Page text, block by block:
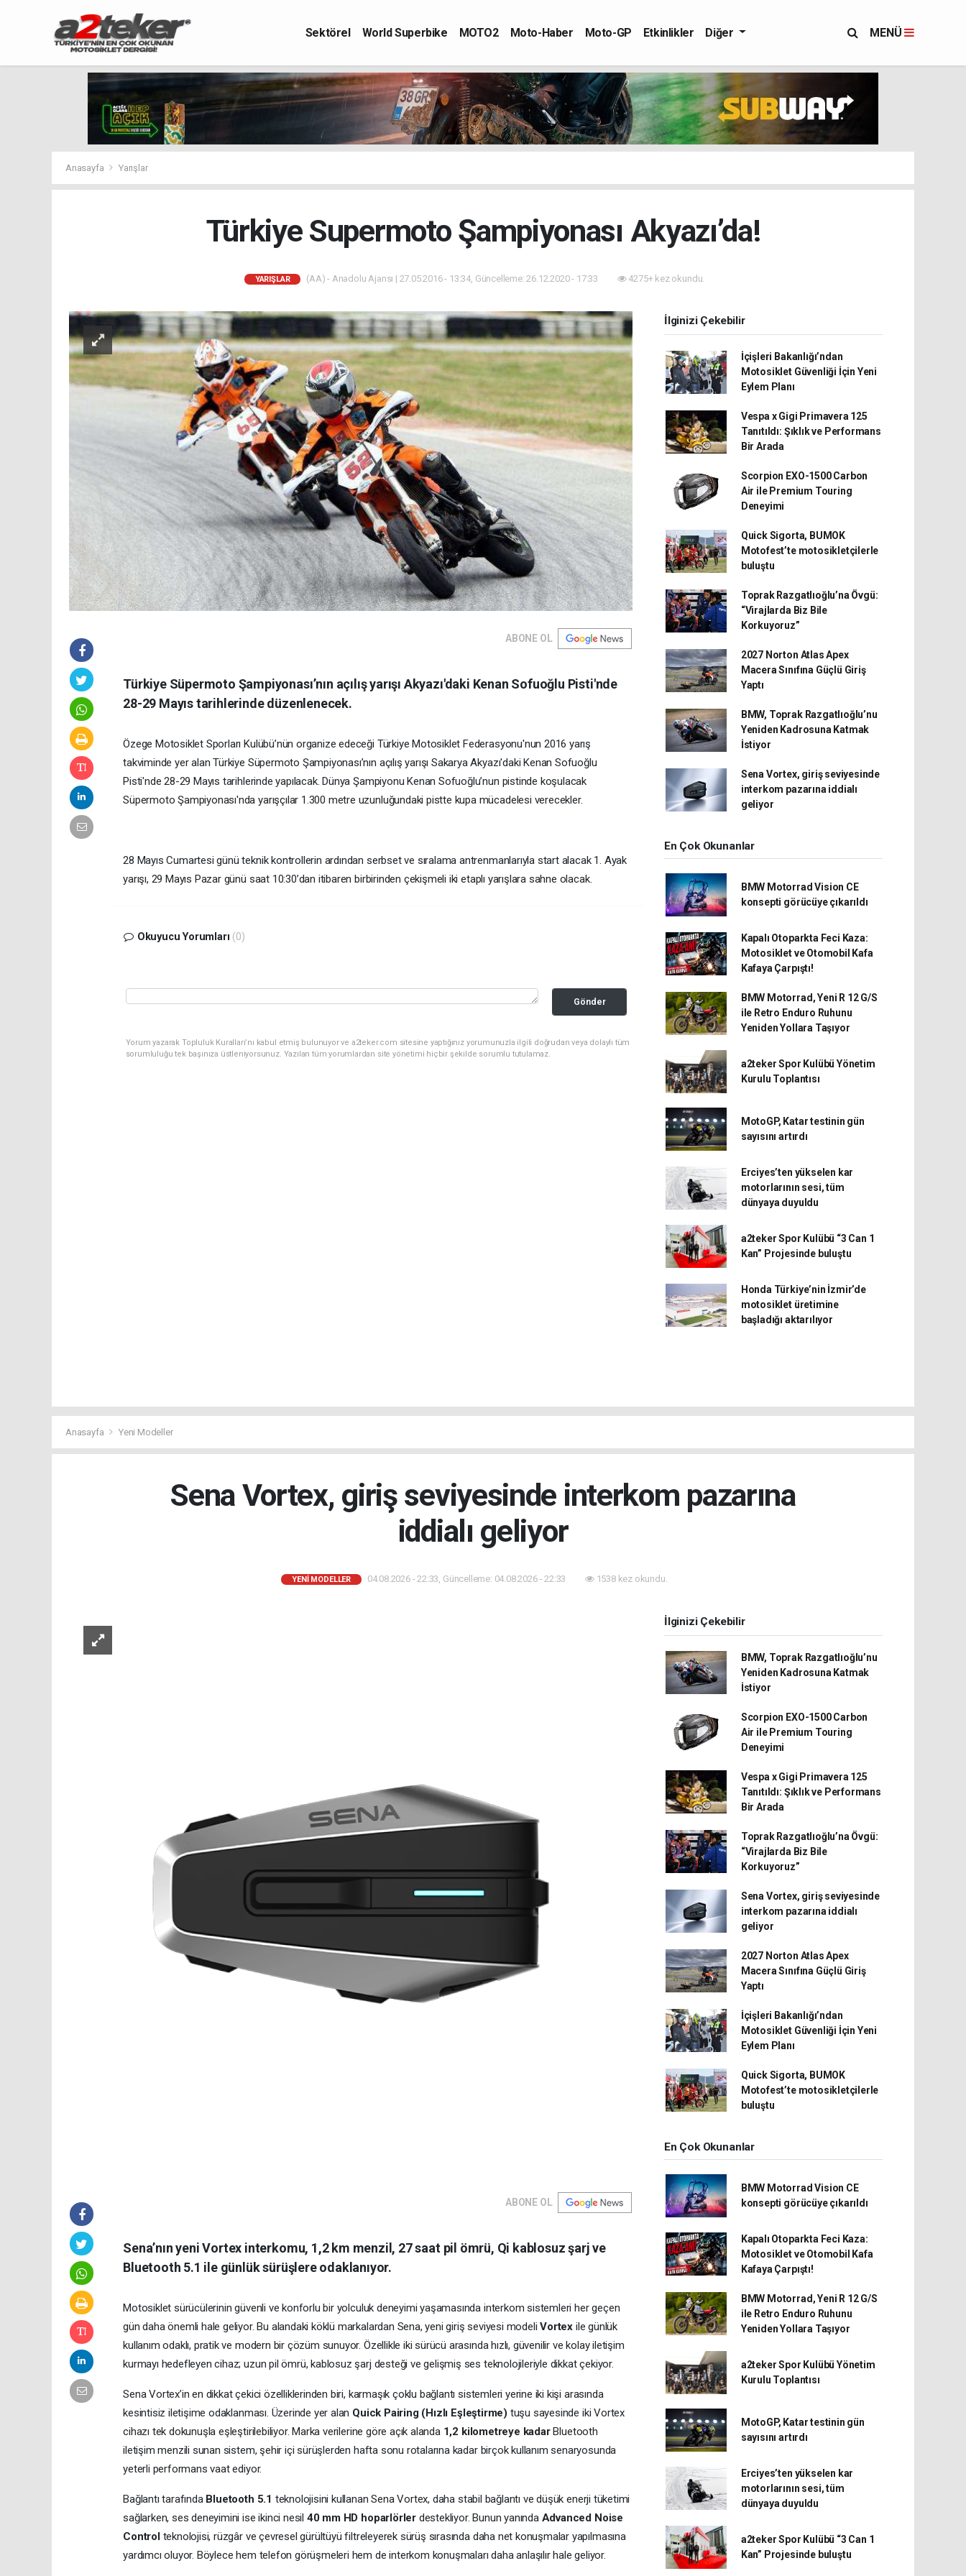
Sektörel World Superbike MOTO2 Moto-Haber Moto-GP Etkinlikler Diğer MENÜ
Anasayfa Yarışlar
Türkiye Supermoto Şampiyonası Akyazı’da!
YARIŞLAR (AA) - Anadolu Ajansı | 27.05.2016 - 13:34, Güncelleme: 26.12.2020 - 17:33 4275+ kez okundu.
ABONE OL
Türkiye Süpermoto Şampiyonası’nın açılış yarışı Akyazı'daki Kenan Sofuoğlu Pisti'nde
28-29 Mayıs tarihlerinde düzenlenecek.
Özege Motosiklet Sporları Kulübü’nün organize edeceği Türkiye Motosiklet Federasyonu'nun 2016 yarış
takviminde yer alan Türkiye Süpermoto Şampiyonası’nın açılış yarışı Sakarya Akyazı'daki Kenan Sofuoğlu
Pisti'nde 28-29 Mayıs tarihlerinde yapılacak. Dünya Şampiyonu Kenan Sofuoğlu’nun pistinde koşulacak
Süpermoto Şampiyonası'nda yarışçılar 1.300 metre uzunluğundaki pistte kupa mücadelesi verecekler.
28 Mayıs Cumartesi günü teknik kontrollerin ardından serbset ve sıralama antrenmanlarıyla start alacak 1. Ayak
yarışı, 29 Mayıs Pazar günü saat 10:30’dan itibaren birbirinden çekişmeli iki etaplı yarışlara sahne olacak.
Okuyucu Yorumları (0)
Gönder
Yorum yazarak Topluluk Kuralları’nı kabul etmiş bulunuyor ve a2teker.com sitesine yaptığınız yorumunuzla ilgili doğrudan veya dolaylı tüm
sorumluluğu tek başınıza üstleniyorsunuz. Yazılan tüm yorumlardan site yönetimi hiçbir şekilde sorumlu tutulamaz.
İlginizi Çekebilir
İçişleri Bakanlığı’ndan
Motosiklet Güvenliği İçin Yeni
Eylem Planı
Vespa x Gigi Primavera 125
Tanıtıldı: Şıklık ve Performans
Bir Arada
Scorpion EXO-1500 Carbon
Air ile Premium Touring
Deneyimi
Quick Sigorta, BUMOK
Motofest’te motosikletçilerle
buluştu
Toprak Razgatlıoğlu’na Övgü:
“Virajlarda Biz Bile
Korkuyoruz”
2027 Norton Atlas Apex
Macera Sınıfına Güçlü Giriş
Yaptı
BMW, Toprak Razgatlıoğlu’nu
Yeniden Kadrosuna Katmak
İstiyor
Sena Vortex, giriş seviyesinde
interkom pazarına iddialı
geliyor
En Çok Okunanlar
BMW Motorrad Vision CE
konsepti görücüye çıkarıldı
Kapalı Otoparkta Feci Kaza:
Motosiklet ve Otomobil Kafa
Kafaya Çarpıştı!
BMW Motorrad, Yeni R 12 G/S
ile Retro Enduro Ruhunu
Yeniden Yollara Taşıyor
a2teker Spor Kulübü Yönetim
Kurulu Toplantısı
MotoGP, Katar testinin gün
sayısını artırdı
Erciyes’ten yükselen kar
motorlarının sesi, tüm
dünyaya duyuldu
a2teker Spor Kulübü “3 Can 1
Kan” Projesinde buluştu
Honda Türkiye’nin İzmir’de
motosiklet üretimine
başladığı aktarılıyor
Anasayfa Yeni Modeller
Sena Vortex, giriş seviyesinde interkom pazarına
iddialı geliyor
YENI MODELLER 04.08.2026 - 22:33, Güncelleme: 04.08.2026 - 22:33 1538 kez okundu.
ABONE OL
Sena’nın yeni Vortex interkomu, 1,2 km menzil, 27 saat pil ömrü, Qi kablosuz şarj ve
Bluetooth 5.1 ile günlük sürüşlere odaklanıyor.
Motosiklet sürücülerinin güvenli ve konforlu bir yolculuk deneyimi yaşamasında interkom sistemleri her geçen
gün daha önemli hale geliyor. Bu alandaki köklü markalardan Sena, yeni giriş seviyesi modeliVortex ile günlük
kullanım odaklı, pratik ve modern bir çözüm sunuyor. Özellikle iki sürücü arasında hızlı, güvenilir ve kolay iletişim
kurmayı hedefleyen cihaz; uzun pil ömrü, kablosuz şarj desteği ve gelişmiş ses teknolojileriyle dikkat çekiyor.
Sena Vortex’in en dikkat çekici özelliklerinden biri, karmaşık çoklu bağlantı sistemleri yerine iki kişi arasında
kesintisiz iletişime odaklanması. Üzerinde yer alan Quick Pairing (Hızlı Eşleştirme) tuşu sayesinde iki Vortex
cihazı tek dokunuşla eşleştirilebiliyor. Marka verilerine göre açık alanda 1,2 kilometreye kadarBluetooth
iletişim menzili sunan sistem, şehir içi sürüşlerden hafta sonu rotalarına kadar birçok kullanım senaryosunda
yeterli performans vaat ediyor.
Bağlantı tarafında Bluetooth 5.1 teknolojisini kullanan Sena Vortex, daha stabil bağlantı ve düşük enerji tüketimi
sağlarken, ses deneyimini ise ikinci nesil 40 mm HD hoparlörler destekliyor. Bunun yanında Advanced Noise
Controlteknolojisi, rüzgâr ve çevresel gürültüyü filtreleyerek sürüş sırasında daha net konuşmalar yapılmasına
yardımcı oluyor. Böylece hem telefon görüşmeleri hem de interkom konuşmaları daha anlaşılır hale geliyor.
İlginizi Çekebilir
BMW, Toprak Razgatlıoğlu’nu
Yeniden Kadrosuna Katmak
İstiyor
Scorpion EXO-1500 Carbon
Air ile Premium Touring
Deneyimi
Vespa x Gigi Primavera 125
Tanıtıldı: Şıklık ve Performans
Bir Arada
Toprak Razgatlıoğlu’na Övgü:
“Virajlarda Biz Bile
Korkuyoruz”
Sena Vortex, giriş seviyesinde
interkom pazarına iddialı
geliyor
2027 Norton Atlas Apex
Macera Sınıfına Güçlü Giriş
Yaptı
İçişleri Bakanlığı’ndan
Motosiklet Güvenliği İçin Yeni
Eylem Planı
Quick Sigorta, BUMOK
Motofest’te motosikletçilerle
buluştu
En Çok Okunanlar
BMW Motorrad Vision CE
konsepti görücüye çıkarıldı
Kapalı Otoparkta Feci Kaza:
Motosiklet ve Otomobil Kafa
Kafaya Çarpıştı!
BMW Motorrad, Yeni R 12 G/S
ile Retro Enduro Ruhunu
Yeniden Yollara Taşıyor
a2teker Spor Kulübü Yönetim
Kurulu Toplantısı
MotoGP, Katar testinin gün
sayısını artırdı
Erciyes’ten yükselen kar
motorlarının sesi, tüm
dünyaya duyuldu
a2teker Spor Kulübü “3 Can 1
Kan” Projesinde buluştu